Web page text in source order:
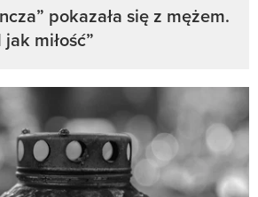
pokazała się z mężem.
miłość”